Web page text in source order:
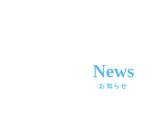
News
お知らせ